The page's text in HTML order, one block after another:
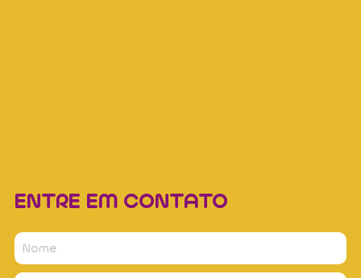
ENTRE EM CONTATO